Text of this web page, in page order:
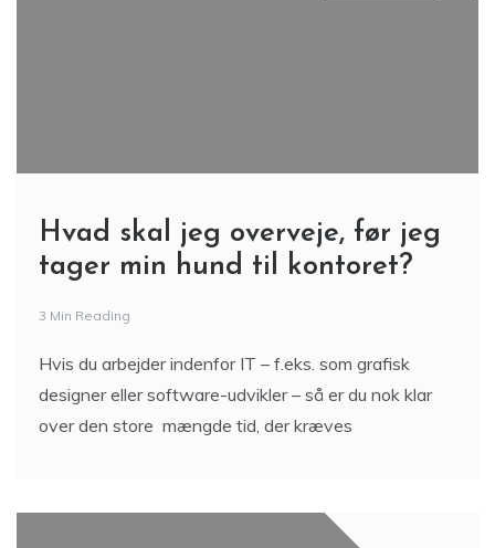
Hvad skal jeg overveje, før jeg
tager min hund til kontoret?
3 Min Reading
Hvis du arbejder indenfor IT – f.eks. som grafisk
designer eller software-udvikler – så er du nok klar
over den store mængde tid, der kræves